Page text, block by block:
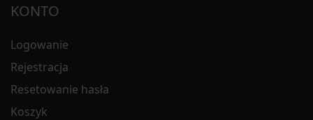
KONTO
Logowanie
Rejestracja
Resetowanie hasła
Koszyk